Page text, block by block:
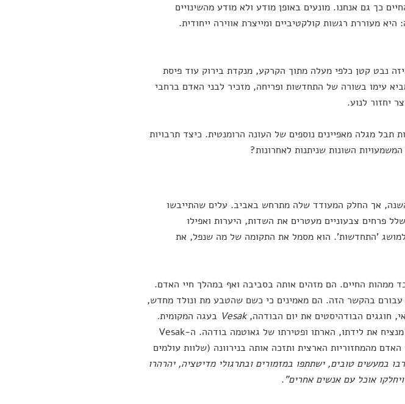
כך גם אנחנו. מונעים באופן מודע ולא מודע מהשינויים
מעוררת רגשות קולקטיביים ומייצרת אווירה ייחודית.
נבט קטן כלפי מעלה מתוך הקרקע, מנקדת בירוק עוד פיסת
עימו בשורה של התחדשות ופריחה, מזכיר לבני האדם ברחבי
יחזור לנוע.
תבל מגלה מאפיינים נוספים של העונה הרומנטית. כיצד תרבויות
השונות שניתנות לאחרונות?
השנה, אך החלק המעודד שלה מתרחש באביב. עלים שהתייבשו
פרחים צבעוניים מעטרים את השדות, היערות ואפילו
'התחדשות'. הוא מסמל את התקומה של מה שנפל, את
ממהות החיים. הם מזהים אותה בסביבה ואף במהלך חיי האדם.
עבורם בהקשר הזה. הם מאמינים כי כשם שהטבע מת ונולד מחדש,
חוגגים הבודהיסטים את יום הבודהה,Vesak בעגה המקומית.
מדובר בפסטיבל החשוב ביותר עבורם, אשר מנציח את לידתו, הארתו ופטירתו של גאוטמה בודהה. ה-Vesak
מהמחזוריות הארצית ותזכה אותה בנירוונה (שלוות עולמים
במעשים טובים, ישתתפו במזמורים ובתרגולי מדיטציה, יהרהרו
אוכל עם אנשים אחרים".